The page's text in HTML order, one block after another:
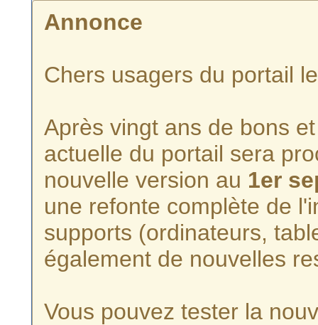
Annonce
Chers usagers du portail
Après vingt ans de bons
actuelle du portail sera
nouvelle version au 1er
une refonte complète de
supports (ordinateurs,
également de nouvelles
Vous pouvez tester la